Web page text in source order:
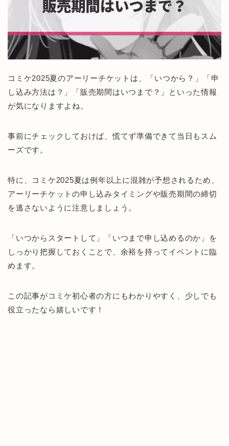
コミケ2025夏のアーリーチケットは、「いつから？」「申
し込み方法は？」「販売期間はいつまで？」といった情報
が気になりますよね。
事前にチェックしておけば、慌てず準備できて当日もスム
ーズです。
特に、コミケ2025夏は例年以上に混雑が予想されるため、
アーリーチケットの申し込みタイミングや販売期間の締切
を逃さないように注意しましょう。
「いつからスタートして」「いつまで申し込めるのか」を
しっかり把握しておくことで、余裕を持ってイベントに臨
めます。
この記事がコミケ初心者の方にもわかりやすく、少しでも
役立ったなら嬉しいです！